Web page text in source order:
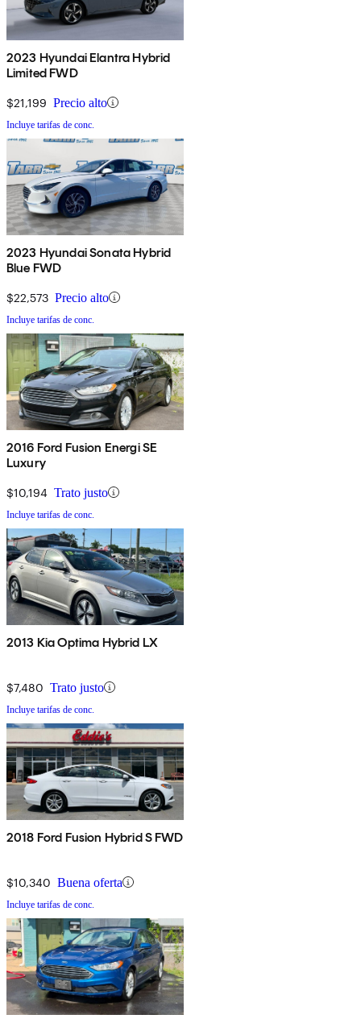
2023 Hyundai Elantra Hybrid
Limited FWD
$21,199 Precio alto
Incluye tarifas de conc.
2023 Hyundai Sonata Hybrid
Blue FWD
$22,573 Precio alto
Incluye tarifas de conc.
2016 Ford Fusion Energi SE
Luxury
$10,194 Trato justo
Incluye tarifas de conc.
2013 Kia Optima Hybrid LX
$7,480 Trato justo
Incluye tarifas de conc.
2018 Ford Fusion Hybrid S FWD
$10,340 Buena oferta
Incluye tarifas de conc.